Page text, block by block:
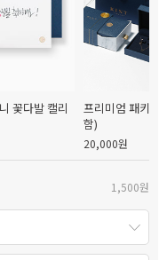
꽃다발 캘리
프리미엄 패키지
함)
20,000원
1,500원